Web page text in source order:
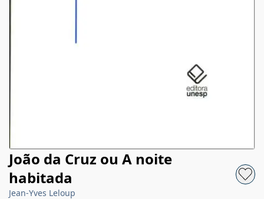
João da Cruz ou A noite
habitada
Jean-Yves Leloup